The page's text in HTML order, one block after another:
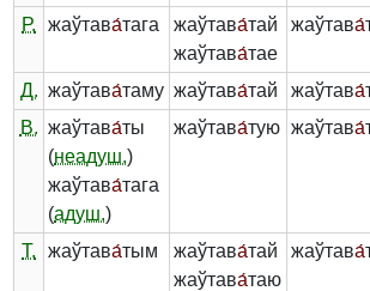
Р.
жаўтава́тага жаўтава́тай
жаўтава́тае
жаўтава́
Д. жаўтава́таму жаўтава́тай жаўтава́
В. жаўтава́ты
(неадуш.)
жаўтава́тага
(адуш.)
жаўтава́тую жаўтава́
Т.
жаўтава́тым жаўтава́тай
жаўтава́таю
жаўтава́